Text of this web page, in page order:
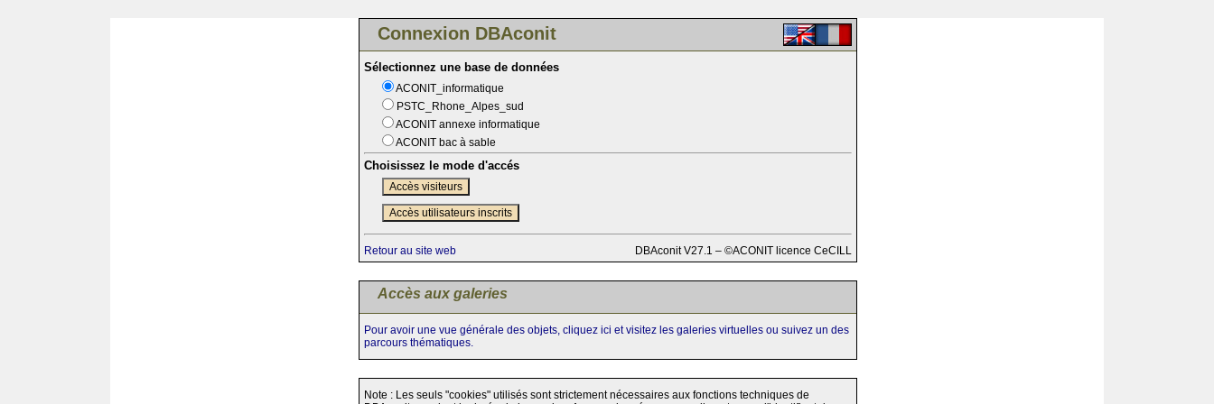
Connexion DBAconit
Sélectionnez une base de données
ACONIT_informatique
PSTC_Rhone_Alpes_sud
ACONIT annexe informatique
ACONIT bac à sable
Choisissez le mode d'accés
Accès visiteurs
Accès utilisateurs inscrits
Retour au site web DBAconit V27.1 – ©ACONIT licence CeCILL
Accès aux galeries
Pour avoir une vue générale des objets, cliquez ici et visitez les galeries virtuelles ou suivez un des
parcours thématiques.
Note : Les seuls "cookies" utilisés sont strictement nécessaires aux fonctions techniques de